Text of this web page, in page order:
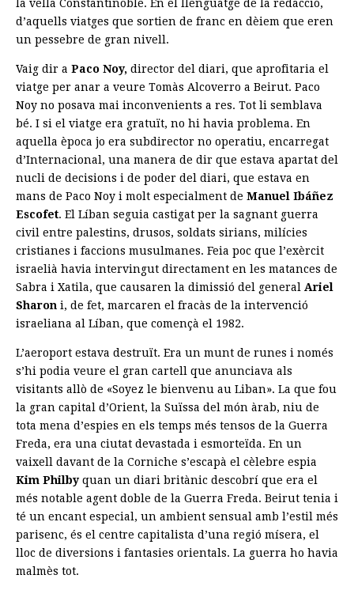
la vella Constantinoble. En el llenguatge de la redacció,
d’aquells viatges que sortien de franc en dèiem que eren
un pessebre de gran nivell.
Vaig dir a Paco Noy, director del diari, que aprofitaria el
viatge per anar a veure Tomàs Alcoverro a Beirut. Paco
Noy no posava mai inconvenients a res. Tot li semblava
bé. I si el viatge era gratuït, no hi havia problema. En
aquella època jo era subdirector no operatiu, encarregat
d’Internacional, una manera de dir que estava apartat del
nucli de decisions i de poder del diari, que estava en
mans de Paco Noy i molt especialment de Manuel Ibáñez
Escofet. El Líban seguia castigat per la sagnant guerra
civil entre palestins, drusos, soldats sirians, milícies
cristianes i faccions musulmanes. Feia poc que l’exèrcit
israelià havia intervingut directament en les matances de
Sabra i Xatila, que causaren la dimissió del general Ariel
Sharon i, de fet, marcaren el fracàs de la intervenció
israeliana al Líban, que començà el 1982.
L’aeroport estava destruït. Era un munt de runes i només
s’hi podia veure el gran cartell que anunciava als
visitants allò de «Soyez le bienvenu au Liban». La que fou
la gran capital d’Orient, la Suïssa del món àrab, niu de
tota mena d’espies en els temps més tensos de la Guerra
Freda, era una ciutat devastada i esmorteïda. En un
vaixell davant de la Corniche s’escapà el cèlebre espia
Kim Philbyquan un diari britànic descobrí que era el
més notable agent doble de la Guerra Freda. Beirut tenia i
té un encant especial, un ambient sensual amb l’estil més
parisenc, és el centre capitalista d’una regió mísera, el
lloc de diversions i fantasies orientals. La guerra ho havia
malmès tot.